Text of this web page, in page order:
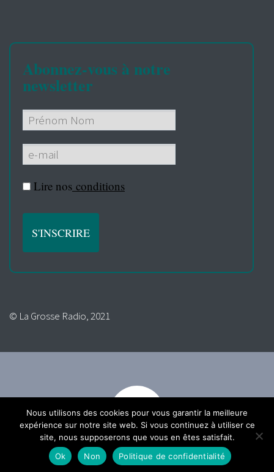
Abonnez-vous à notre
newsletter
Lire nos conditions
© La Grosse Radio, 2021
Nous utilisons des cookies pour vous garantir la meilleure
expérience sur notre site web. Si vous continuez à utiliser ce
site, nous supposerons que vous en êtes satisfait.
Ok
Non Politique de confidentialité